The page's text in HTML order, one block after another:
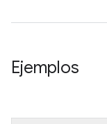
Ejemplos